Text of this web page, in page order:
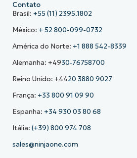
Contato
Brasil: +55 (11) 2395.1802
México: + 52 800-099-0732
América do Norte: +1 888 542-8339
Alemanha: +4930-76758700
Reino Unido: +4420 3880 9027
França: +33 800 91 09 90
Espanha: +34 930 03 80 68
Itália: (+39) 800 974 708
sales@ninjaone.com